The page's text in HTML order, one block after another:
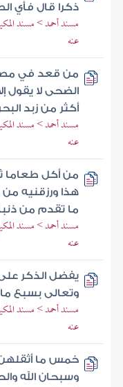
ذكرا قال فأي
مسند أحمد > مسند
عنه
من قعد في
الضحى لا يقول
أكثر من زبد
مسند أحمد > مسند
عنه
من أكل طعاما
هذا ورزقنيه من
ما تقدم من
مسند أحمد > مسند
عنه
يفضل الذكر
وتعالى بسبع
مسند أحمد > مسند
عنه
خمس ما أثقلهن في
وسبحان الله